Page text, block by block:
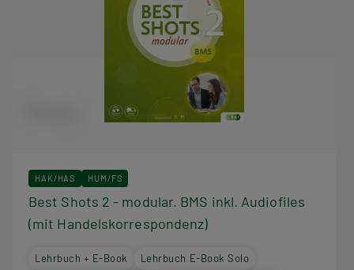
HAK/HAS HUM/FS
Best Shots 2 - modular. BMS inkl. Audiofiles
(mit Handelskorrespondenz)
Lehrbuch + E-Book
Lehrbuch E-Book Solo